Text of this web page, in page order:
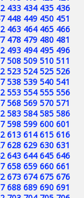
433 434 435 436
448 449 450 451
463 464 465 466
478 479 480 481
493 494 495 496
508 509 510 511
523 524 525 526
538 539 540 541
553 554 555 556
568 569 570 571
583 584 585 586
598 599 600 601
613 614 615 616
628 629 630 631
643 644 645 646
658 659 660 661
673 674 675 676
688 689 690 691